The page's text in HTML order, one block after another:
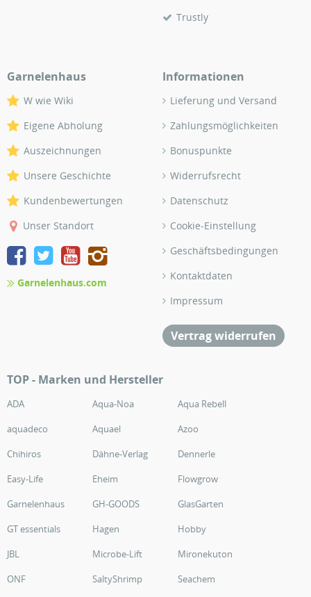
Trustly
Garnelenhaus
W wie Wiki
Eigene Abholung
Auszeichnungen
Unsere Geschichte
Kundenbewertungen
Unser Standort
Garnelenhaus.com
Informationen
Lieferung und Versand
Zahlungsmöglichkeiten
Bonuspunkte
Widerrufsrecht
Datenschutz
Cookie-Einstellung
Geschäftsbedingungen
Kontaktdaten
Impressum
Vertrag widerrufen
TOP - Marken und Hersteller
ADA Aqua-Noa
Aqua Rebell
aquadeco
Aquael
Azoo
Chihiros
Dähne-Verlag
Dennerle
Easy-Life
Eheim
Flowgrow
Garnelenhaus
GH-GOODS
GlasGarten
GT essentials
Hagen
Hobby
JBL
Microbe-Lift
Mironekuton
ONF
SaltyShrimp
Seachem